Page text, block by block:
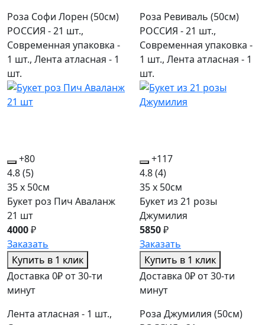
Роза Софи Лорен (50см)
РОССИЯ - 21 шт.,
Современная упаковка -
1 шт., Лента атласная - 1
шт.
Роза Ревиваль (50см)
РОССИЯ - 21 шт.,
Современная упаковка -
1 шт., Лента атласная - 1
шт.
+80
4.8(5)
35 x 50см
Букет роз Пич Аваланж
21 шт
4000₽
Заказать
Купить в 1 клик
Доставка 0₽ от 30-ти
минут
Лента атласная - 1 шт.,
+117
4.8(4)
35 x 50см
Букет из 21 розы
Джумилия
5850₽
Заказать
Купить в 1 клик
Доставка 0₽ от 30-ти
минут
Роза Джумилия (50см)